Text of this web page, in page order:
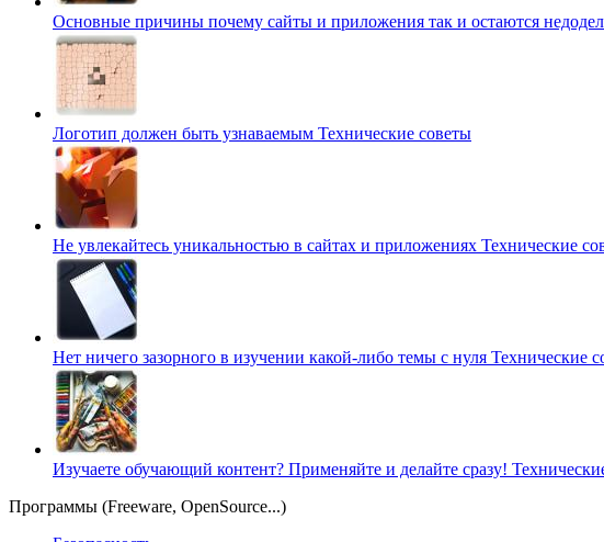
Основные причины почему сайты и приложения так и остаются
Логотип должен быть узнаваемым Технические советы
Не увлекайтесь уникальностью в сайтах и приложениях Технические
Нет ничего зазорного в изучении какой-либо темы с нуля Технические
Изучаете обучающий контент? Применяйте и делайте сразу!
Программы (Freeware, OpenSource...)